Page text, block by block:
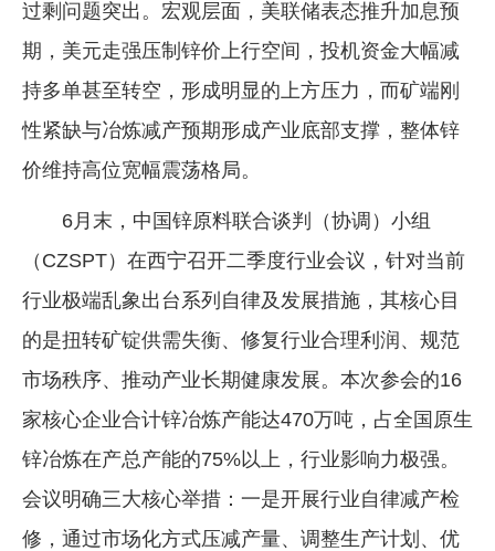
过剩问题突出。宏观层面，美联储表态推升加息预
期，美元走强压制锌价上行空间，投机资金大幅减
持多单甚至转空，形成明显的上方压力，而矿端刚
性紧缺与冶炼减产预期形成产业底部支撑，整体锌
价维持高位宽幅震荡格局。
6月末，中国锌原料联合谈判（协调）小组
（CZSPT）在西宁召开二季度行业会议，针对当前
行业极端乱象出台系列自律及发展措施，其核心目
的是扭转矿锭供需失衡、修复行业合理利润、规范
市场秩序、推动产业长期健康发展。本次参会的16
家核心企业合计锌冶炼产能达470万吨，占全国原生
锌冶炼在产总产能的75%以上，行业影响力极强。
会议明确三大核心举措：一是开展行业自律减产检
修，通过市场化方式压减产量、调整生产计划、优